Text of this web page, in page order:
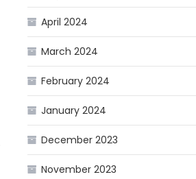
April 2024
March 2024
February 2024
January 2024
December 2023
November 2023